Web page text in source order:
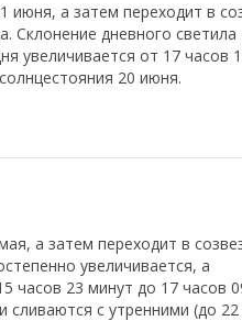
а затем переходит в
Склонение дневного светила
увеличивается от 17 часов
20 июня.
а затем переходит в
увеличивается, а
часов 23 минут до 17 часов
сливаются с утренними (до